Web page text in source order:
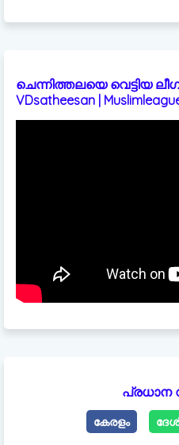
ചെന്നിത്തലയെ വെട്ടിയ ലീഗ്!
VDsatheesan |
പ്രധാന
കേരളം